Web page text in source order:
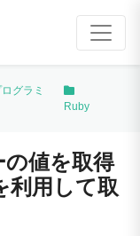
グラミ
Ruby
値を取得
利用して取